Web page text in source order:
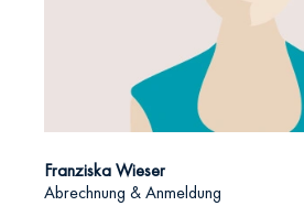
Franziska Wieser
Abrechnung & Anmeldung